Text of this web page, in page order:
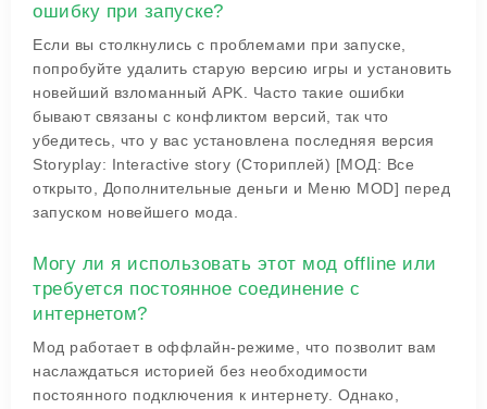
ошибку при запуске?
Если вы столкнулись с проблемами при запуске,
попробуйте удалить старую версию игры и установить
новейший взломанный APK. Часто такие ошибки
бывают связаны с конфликтом версий, так что
убедитесь, что у вас установлена последняя версия
Storyplay: Interactive story (Сториплей) [МОД: Все
открыто, Дополнительные деньги и Меню MOD] перед
запуском новейшего мода.
Могу ли я использовать этот мод offline или
требуется постоянное соединение с
интернетом?
Мод работает в оффлайн-режиме, что позволит вам
наслаждаться историей без необходимости
постоянного подключения к интернету. Однако,